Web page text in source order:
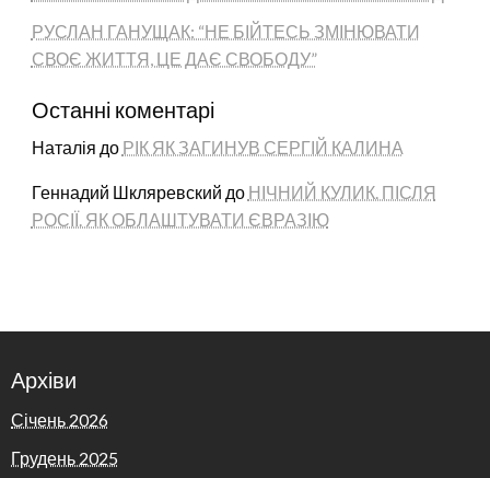
РУСЛАН ГАНУЩАК: “НЕ БІЙТЕСЬ ЗМІНЮВАТИ
СВОЄ ЖИТТЯ, ЦЕ ДАЄ СВОБОДУ”
Останні коментарі
Наталія до РІК ЯК ЗАГИНУВ СЕРГІЙ КАЛИНА
Геннадий Шкляревский до НІЧНИЙ КУЛИК. ПІСЛЯ
РОСІЇ. ЯК ОБЛАШТУВАТИ ЄВРАЗІЮ
Архіви
Січень 2026
Грудень 2025